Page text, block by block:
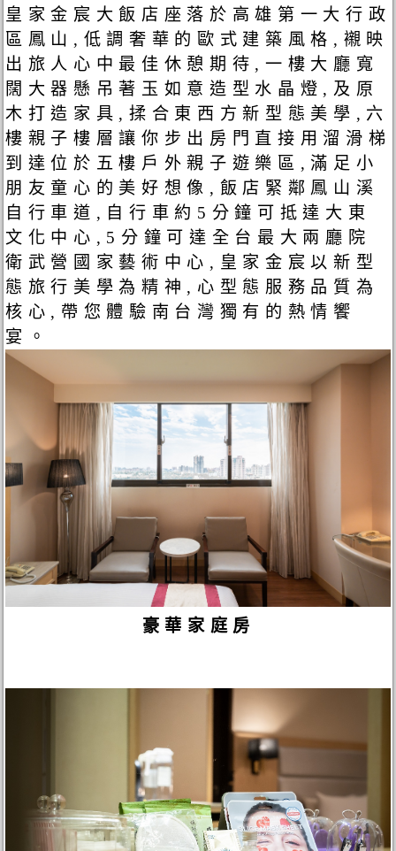
皇家金宸大飯店座落於高雄第一大行政
區鳳山,低調奢華的歐式建築風格,襯映
出旅人心中最佳休憩期待,一樓大廳寬
闊大器懸吊著玉如意造型水晶燈,及原
木打造家具,揉合東西方新型態美學,六
樓親子樓層讓你步出房門直接用溜滑梯
到達位於五樓戶外親子遊樂區,滿足小
朋友童心的美好想像,飯店緊鄰鳳山溪
自行車道,自行車約5分鐘可抵達大東
文化中心,5分鐘可達全台最大兩廳院
衛武營國家藝術中心,皇家金宸以新型
態旅行美學為精神,心型態服務品質為
核心,帶您體驗南台灣獨有的熱情饗
宴。
豪華家庭房